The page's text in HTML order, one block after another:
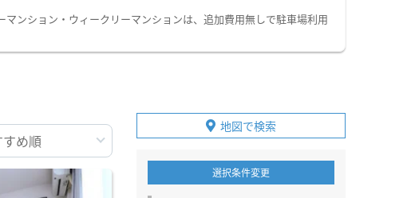
ンション・ウィークリーマンションは、追加費用無しで駐車場利用
地図で検索
選択条件変更